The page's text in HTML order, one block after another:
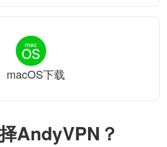
AndyVPN？
macOS下载